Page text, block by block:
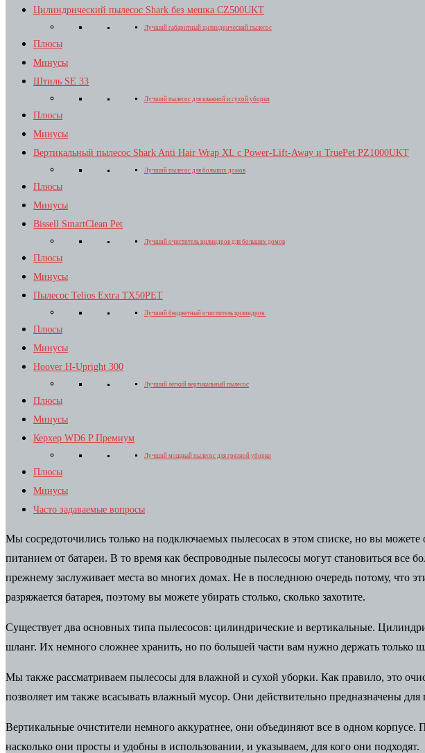
Цилиндрический пылесос Shark без мешка CZ500UKT
Лучший габаритный цилиндрический пылесос
Плюсы
Минусы
Штиль SE 33
Лучший пылесос для влажной и сухой уборки
Плюсы
Минусы
Вертикальный пылесос Shark Anti Hair Wrap XL с Power-Lift-Away и TruePet PZ1000UKT
Лучший пылесос для больших домов
Плюсы
Минусы
Bissell SmartClean Pet
Лучший очиститель цилиндров для больших домов
Плюсы
Минусы
Пылесос Telios Extra TX50PET
Лучший бюджетный очиститель цилиндров.
Плюсы
Минусы
Hoover H-Upright 300
Лучший легкий вертикальный пылесос
Плюсы
Минусы
Керхер WD6 P Премиум
Лучший мощный пылесос для грязной уборки
Плюсы
Минусы
Часто задаваемые вопросы
Мы сосредоточились только на подключаемых пылесосах в этом списке, но вы можете
питанием от батареи. В то время как беспроводные пылесосы могут становиться
прежнему заслуживает места во многих домах. Не в последнюю очередь потому, что
разряжается батарея, поэтому вы можете убирать столько, сколько захотите.
Существует два основных типа пылесосов: цилиндрические и вертикальные.
шланг. Их немного сложнее хранить, но по большей части вам нужно держать только
Мы также рассматриваем пылесосы для влажной и сухой уборки. Как правило, это
позволяет им также всасывать влажный мусор. Они действительно предназначены для
Вертикальные очистители немного аккуратнее, они объединяют все в одном
насколько они просты и удобны в использовании, и указываем, для кого они подходят.